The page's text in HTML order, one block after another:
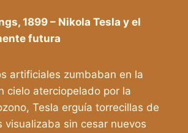
1899 – Nikola Tesla y el
futura
artificiales zumbaban en la
cielo aterciopelado por la
Tesla erguía torrecillas de
visualizaba sin cesar nuevos